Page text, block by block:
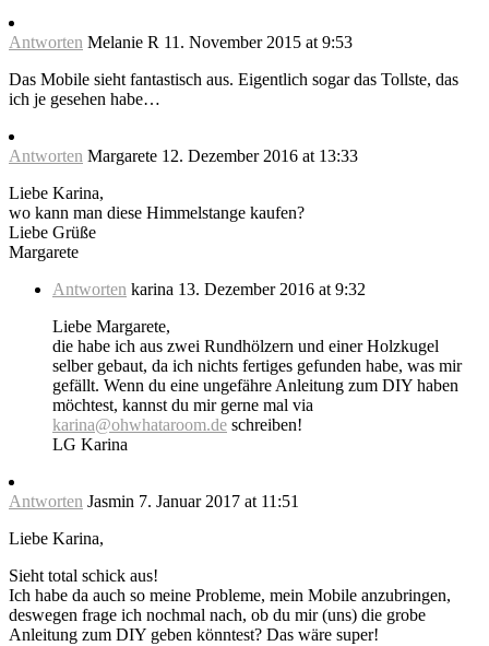
Antworten Melanie R 11. November 2015 at 9:53
Das Mobile sieht fantastisch aus. Eigentlich sogar das Tollste, das
ich je gesehen habe…
Antworten Margarete 12. Dezember 2016 at 13:33
Liebe Karina,
wo kann man diese Himmelstange kaufen?
Liebe Grüße
Margarete
Antworten karina 13. Dezember 2016 at 9:32
Liebe Margarete,
die habe ich aus zwei Rundhölzern und einer Holzkugel
selber gebaut, da ich nichts fertiges gefunden habe, was mir
gefällt. Wenn du eine ungefähre Anleitung zum DIY haben
möchtest, kannst du mir gerne mal via
karina@ohwhataroom.de schreiben!
LG Karina
Antworten Jasmin 7. Januar 2017 at 11:51
Liebe Karina,
Sieht total schick aus!
Ich habe da auch so meine Probleme, mein Mobile anzubringen,
deswegen frage ich nochmal nach, ob du mir (uns) die grobe
Anleitung zum DIY geben könntest? Das wäre super!